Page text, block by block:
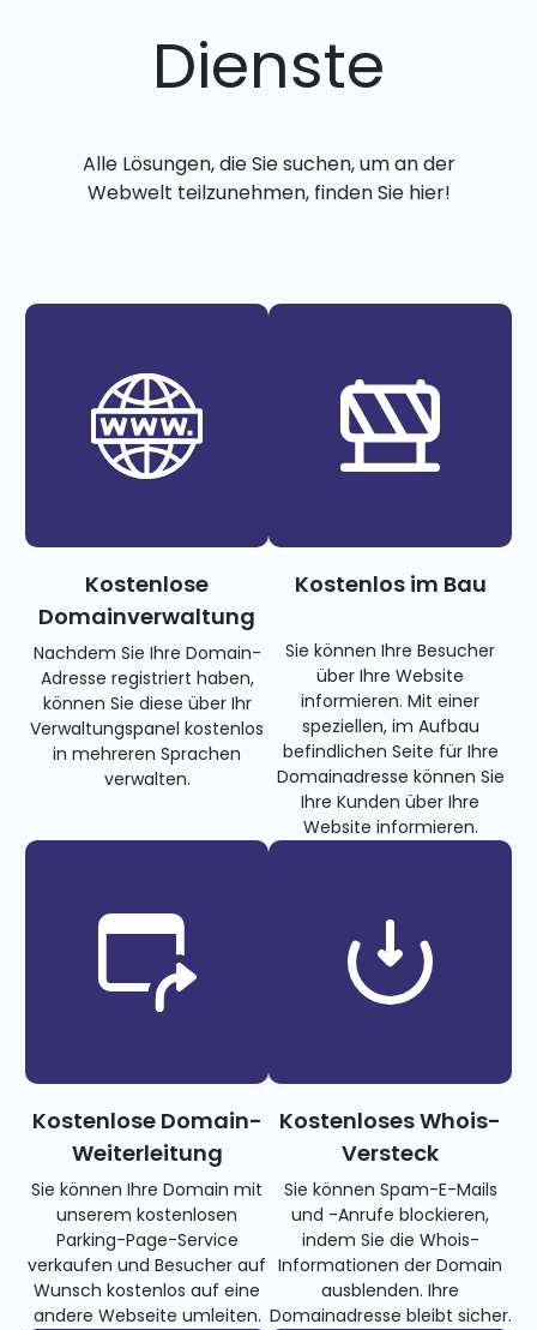
Dienste
Alle Lösungen, die Sie suchen, um an der
Webwelt teilzunehmen, finden Sie hier!
Kostenlose
Domainverwaltung
Nachdem Sie Ihre Domain-
Adresse registriert haben,
können Sie diese über Ihr
Verwaltungspanel kostenlos
in mehreren Sprachen
verwalten.
Kostenlos im Bau
Sie können Ihre Besucher
über Ihre Website
informieren. Mit einer
speziellen, im Aufbau
befindlichen Seite für Ihre
Domainadresse können Sie
Ihre Kunden über Ihre
Website informieren.
Kostenlose Domain-
Weiterleitung
Sie können Ihre Domain mit
unserem kostenlosen
Parking-Page-Service
verkaufen und Besucher auf
Wunsch kostenlos auf eine
andere Webseite umleiten.
Kostenloses Whois-
Versteck
Sie können Spam-E-Mails
und -Anrufe blockieren,
indem Sie die Whois-
Informationen der Domain
ausblenden. Ihre
Domainadresse bleibt sicher.